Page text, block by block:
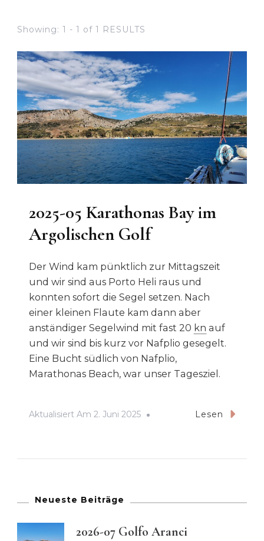
Showing: 1 - 1 of 1 RESULTS
2025-05 Karathonas Bay im
Argolischen Golf
Der Wind kam pünktlich zur Mittagszeit
und wir sind aus Porto Heli raus und
konnten sofort die Segel setzen. Nach
einer kleinen Flaute kam dann aber
anständiger Segelwind mit fast 20 kn auf
und wir sind bis kurz vor Nafplio gesegelt.
Eine Bucht südlich von Nafplio,
Marathonas Beach, war unser Tagesziel.
Aktualisiert Am 2. Juni 2025 Lesen
Neueste Beiträge
2026-07 Golfo Aranci